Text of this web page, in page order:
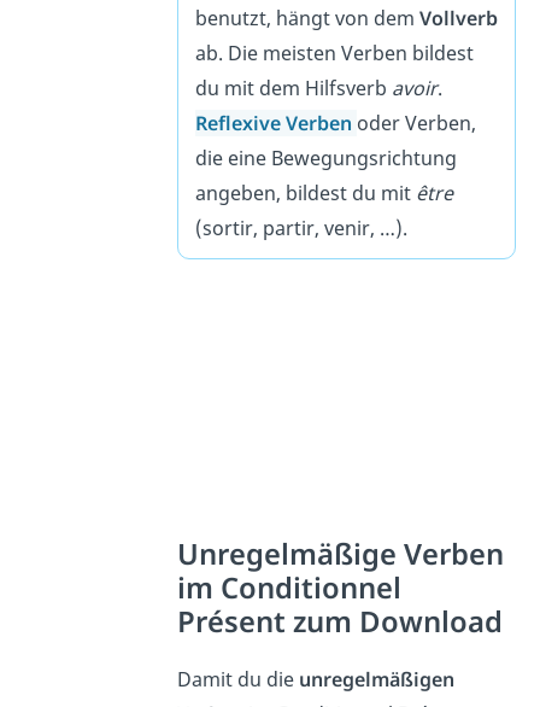
benutzt, hängt von dem Vollverb
ab. Die meisten Verben bildest
du mit dem Hilfsverb avoir.
Reflexive Verben oder Verben,
die eine Bewegungsrichtung
angeben, bildest du mit être
(sortir, partir, venir, …).
Unregelmäßige Verben
im Conditionnel
Présent zum Download
Damit du die unregelmäßigen